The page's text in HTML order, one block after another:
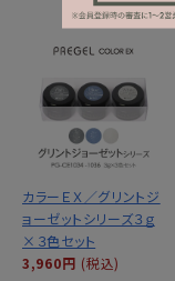
カラーＥＸ／グリントジ
ョーゼットシリーズ３ｇ
×３色セット
3,960円 (税込)